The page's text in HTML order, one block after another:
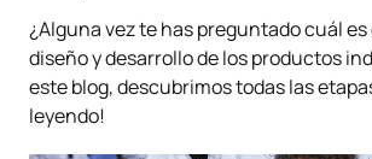
¿Alguna vez te has preguntado cuál es
diseño y desarrollo de los productos
este blog, descubrimos todas las
leyendo!